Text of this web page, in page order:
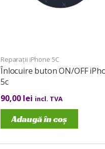
Reparații iPhone 5C
Înlocuire buton ON/OFF
5c
90,00 lei incl. TVA
Adaugă în coș